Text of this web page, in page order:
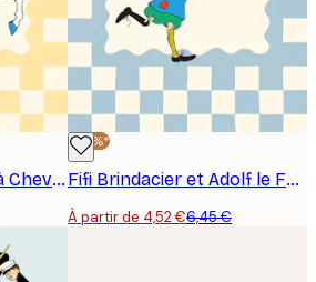
Pippi Longstocking à Cheval Poster
-30%*
Fifi Brindacier et Adolf le Fort Poster
À partir de 4,52 €6,45 €